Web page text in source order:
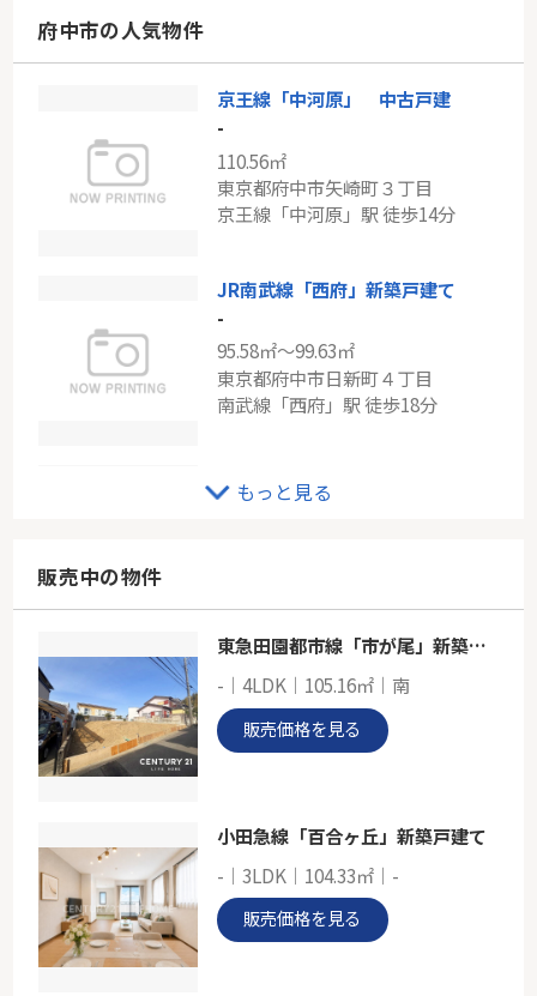
66.77㎡
府中市の人気物件
京王線「中河原」 中古戸建
-
110.56㎡
東京都府中市矢崎町３丁目
京王線「中河原」駅 徒歩14分
JR南武線「西府」新築戸建て
-
95.58㎡～99.63㎡
東京都府中市日新町４丁目
南武線「西府」駅 徒歩18分
西武多摩線「多磨」条件なし土地
-
-
100.19㎡～101.15㎡
東京都府中市是政２丁目
もっと見る
販売中の物件
東急田園都市線「市が尾」新築分譲
-｜4LDK｜105.16㎡｜南
販売価格を見る
小田急線「百合ヶ丘」新築戸建て
-｜3LDK｜104.33㎡｜-
販売価格を見る